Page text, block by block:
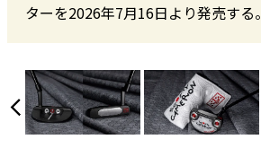
ターを2026年7月16日より発売する。